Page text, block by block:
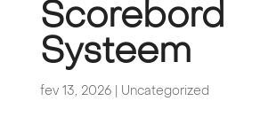
Scorebord
Systeem
fev 13, 2026| Uncategorized